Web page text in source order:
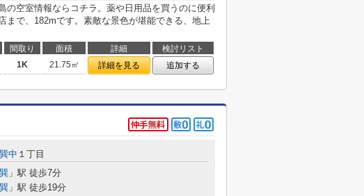
の空室情報ならコチラ。薬や日用品を買うのに便利
まで、182mです。素敵な景色が堪能できる、地上
間取り 面積 詳細
検討リスト
1K 21.75㎡ 詳細を見る 追加する
巽中 １丁目
」駅 徒歩7分
」駅 徒歩19分